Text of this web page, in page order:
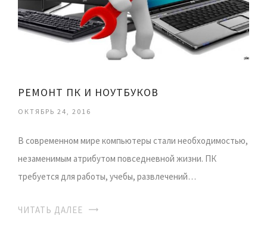
РЕМОНТ ПК И НОУТБУКОВ
ОКТЯБРЬ 24, 2016
В современном мире компьютеры стали необходимостью,
незаменимым атрибутом повседневной жизни. ПК
требуется для работы, учебы, развлечений…
ЧИТАТЬ ДАЛЕЕ